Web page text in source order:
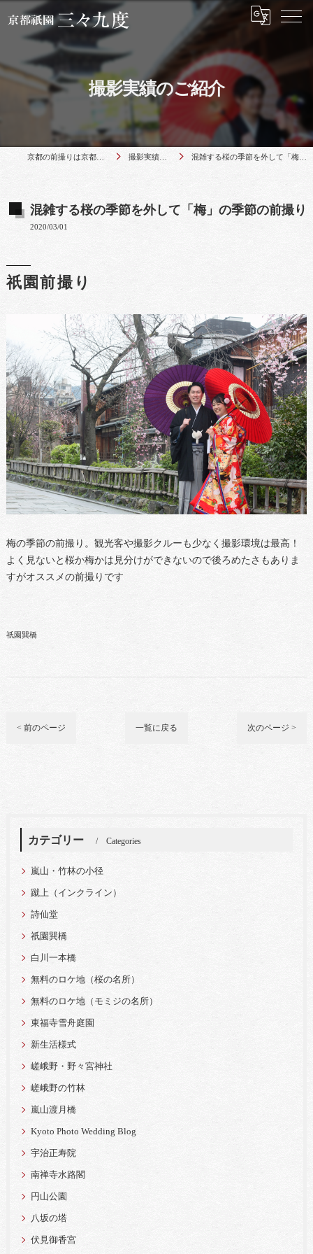
撮影実績のご紹介
京都の前撮りは京都祇園 三々九度 撮影実績のご紹介 混雑する桜の季節を外して「梅」の季節の前撮り
混雑する桜の季節を外して「梅」の季節の前撮り
2020/03/01
祇園前撮り
梅の季節の前撮り。観光客や撮影クルーも少なく撮影環境は最高！
よく見ないと桜か梅かは見分けができないので後ろめたさもありま
すがオススメの前撮りです
祇園巽橋
< 前のページ 一覧に戻る 次のページ >
カテゴリー Categories
嵐山・竹林の小径
蹴上（インクライン）
詩仙堂
祇園巽橋
白川一本橋
無料のロケ地（桜の名所）
無料のロケ地（モミジの名所）
東福寺雪舟庭園
新生活様式
嵯峨野・野々宮神社
嵯峨野の竹林
嵐山渡月橋
Kyoto Photo Wedding Blog
宇治正寿院
南禅寺水路閣
円山公園
八坂の塔
伏見御香宮